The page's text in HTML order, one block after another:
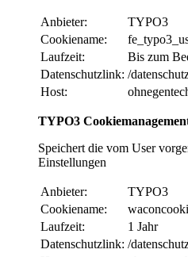
Anbieter:
TYPO3
Cookiename:
Laufzeit:
Bis zum
Datenschutzlink: /
Host:
TYPO3
Speichert die vom User
Einstellungen
Anbieter:
TYPO3
Cookiename:
Laufzeit:
1 Jahr
Datenschutzlink: /